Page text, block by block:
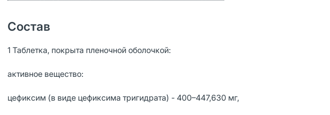
Состав
1 Таблетка, покрыта пленочной оболочкой:
активное вещество:
цефиксим (в виде цефиксима тригидрата) - 400–447,630 мг,